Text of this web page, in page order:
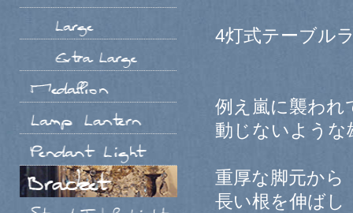
4灯式テーブル
例え嵐に襲われ
動じないような
重厚な脚元から
長い根を伸ばし